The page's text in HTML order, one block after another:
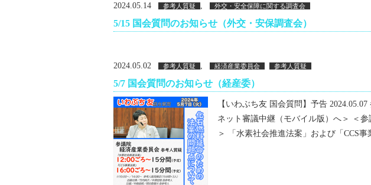
2024.05.14 参考人質疑 外交・安全保障に関する調査会
5/15 国会質問のお知らせ（外交・安保調査会）
2024.05.02 参考人質疑 経済産業委員会 参考人質疑
5/7 国会質問のお知らせ（経産委）
【いわぶち友 国会質問】予告
ネット審議中継（モバイル版）へ＞ ＜
＞ 「水素社会推進法案」および「CCS事